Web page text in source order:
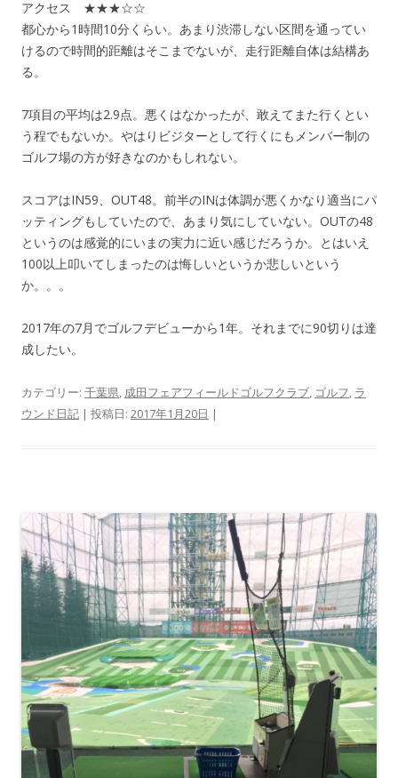
アクセス ★★★☆☆
都心から1時間10分くらい。あまり渋滞しない区間を通ってい
けるので時間的距離はそこまでないが、走行距離自体は結構あ
る。
7項目の平均は2.9点。悪くはなかったが、敢えてまた行くとい
う程でもないか。やはりビジターとして行くにもメンバー制の
ゴルフ場の方が好きなのかもしれない。
スコアはIN59、OUT48。前半のINは体調が悪くかなり適当にパ
ッティングもしていたので、あまり気にしていない。OUTの48
というのは感覚的にいまの実力に近い感じだろうか。とはいえ
100以上叩いてしまったのは悔しいというか悲しいという
か。。。
2017年の7月でゴルフデビューから1年。それまでに90切りは達
成したい。
カテゴリー: 千葉県, 成田フェアフィールドゴルフクラブ, ゴルフ, ラ
ウンド日記 | 投稿日: 2017年1月20日 |